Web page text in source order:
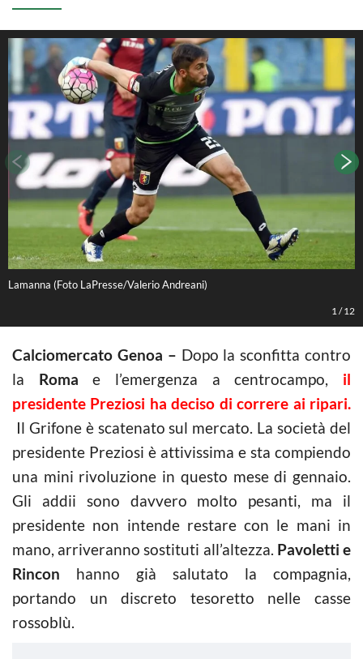
Lamanna (Foto LaPresse/Valerio Andreani)
1 /12
Calciomercato Genoa – Dopo la sconfitta contro
la Roma e l’emergenza a centrocampo, il
presidente Preziosi ha deciso di correre ai ripari.
Il Grifone è scatenato sul mercato. La società del
presidente Preziosi è attivissima e sta compiendo
una mini rivoluzione in questo mese di gennaio.
Gli addii sono davvero molto pesanti, ma il
presidente non intende restare con le mani in
mano, arriveranno sostituti all’altezza. Pavoletti e
Rincon hanno già salutato la compagnia,
portando un discreto tesoretto nelle casse
rossoblù.